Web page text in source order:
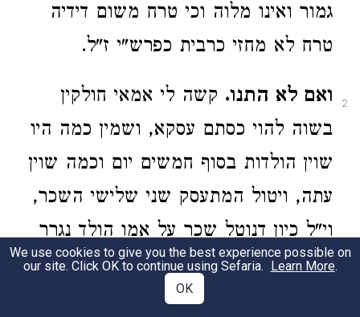
גמור ואינו מלוה וכי טרח משום דידיה
טרח לא מחזי כרבית כפרש"י ז"ל.
2 ואם לא התנו. קשה לי אמאי חולקין
בשוה להוי כסתם עסקא, ושמין כמה היו
שוין הולדות בסוף חמשים יום וכמה שוין
עתה, ויטול המתעסק שני שלישי השכר,
וי"ל כיון דנוטל שכר על אמו הולד נגרר
אחרי אמו, ואם התנה כן בפני שלשה
הוי כאלו חלק, והולדות שומא חדשה
We use cookies to give you the best experience possible on
our site. Click OK to continue using Sefaria. Learn More.
OK